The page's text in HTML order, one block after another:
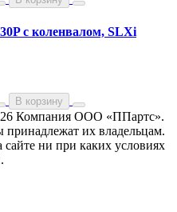
с коленвалом, SLXi
В корзину
Компания ООО «ППартс».
их владельцам.
ни при каких условиях